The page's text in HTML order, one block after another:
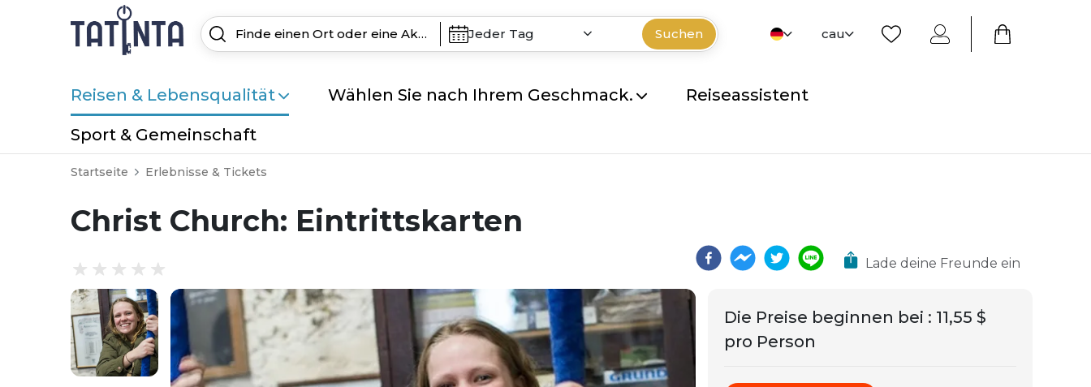
Jeder Tag Suchen cau
Reisen & Lebensqualität Wählen Sie nach Ihrem Geschmack. Reiseassistent
Sport & Gemeinschaft
Startseite Erlebnisse & Tickets
Christ Church: Eintrittskarten
Lade deine Freunde ein
Die Preise beginnen bei : 11,55 $
pro Person